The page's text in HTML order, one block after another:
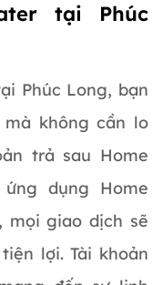
tại Phúc
Phúc Long, bạn
không cần lo
trả sau Home
dụng Home
mọi giao dịch sẽ
lợi. Tài khoản